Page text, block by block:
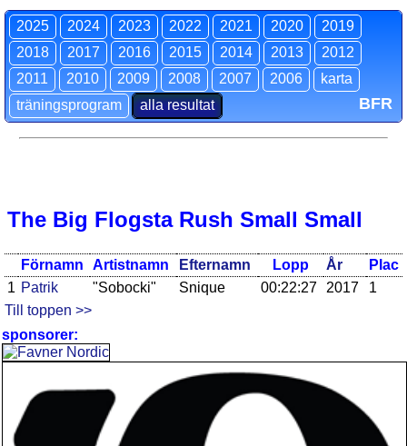
2025 2024 2023 2022 2021 2020
2019
2018
2017 2016 2015 2014 2013
2012
2011
2010 2009 2008 2007 2006
karta
träningsprogram
alla resultat BFR
The Big Flogsta Rush Small Small
Förnamn Artistnamn Efternamn Lopp År
Plac
1 Patrik "Sobocki" Snique 00:22:27 2017
1
Till toppen >>
sponsorer: